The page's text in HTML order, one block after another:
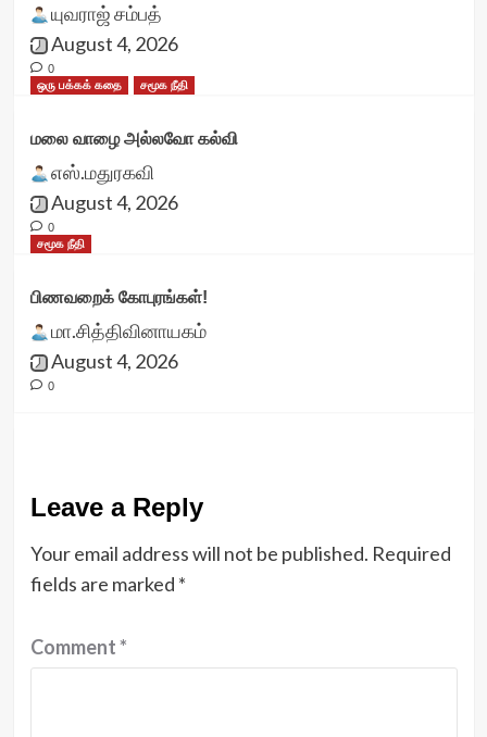
யுவராஜ் சம்பத்
August 4, 2026
0
ஒரு பக்கக் கதை
சமூக நீதி
மலை வாழை அல்லவோ கல்வி
எஸ்.மதுரகவி
August 4, 2026
0
சமூக நீதி
பிணவறைக் கோபுரங்கள்!
மா.சித்திவினாயகம்
August 4, 2026
0
Leave a Reply
Your email address will not be published. Required
fields are marked *
Comment*